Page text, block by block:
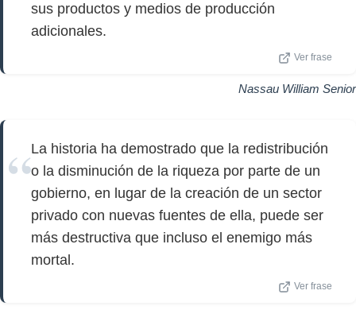
sus productos y medios de producción
adicionales.
Ver frase
Nassau William Senior
La historia ha demostrado que la redistribución
o la disminución de la riqueza por parte de un
gobierno, en lugar de la creación de un sector
privado con nuevas fuentes de ella, puede ser
más destructiva que incluso el enemigo más
mortal.
Ver frase